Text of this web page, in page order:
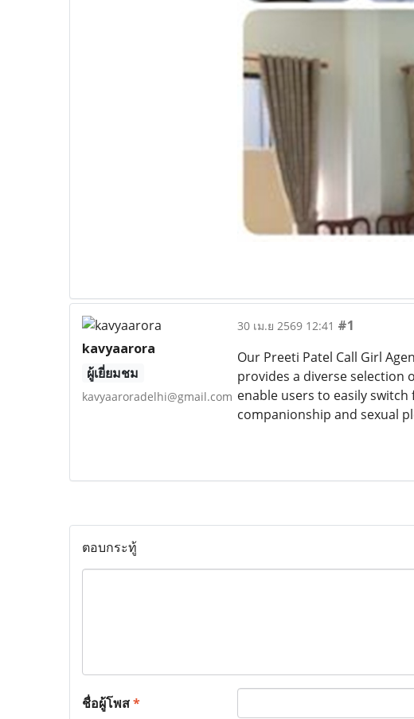
kavyaarora
ผู้เยี่ยมชม
kavyaaroradelhi@gmail.com
30 เม.ย 2569 12:41 #1
Our Preeti Patel Call Girl
provides a diverse selection
enable users to easily
companionship and sexual
ตอบกระทู้
ชื่อผู้โพส*